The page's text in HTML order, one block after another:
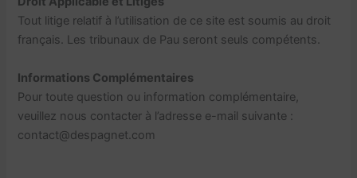
Tout litige relatif à l’utilisation de ce site est soumis au droit
français. Les tribunaux de Pau seront seuls compétents.
Informations Complémentaires
Pour toute question ou information complémentaire,
veuillez nous contacter à l’adresse e-mail suivante :
contact@despagnet.com